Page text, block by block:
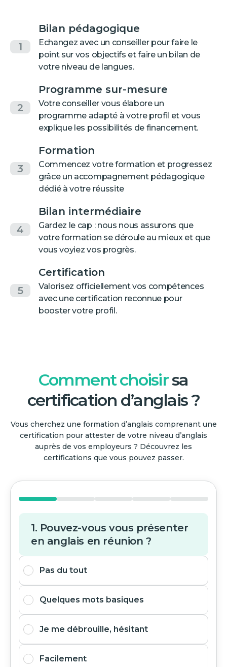
1
Bilan pédagogique
Echangez avec un conseiller pour faire le
point sur vos objectifs et faire un bilan de
votre niveau de langues.
2
Programme sur-mesure
Votre conseiller vous élabore un
programme adapté à votre profil et vous
explique les possibilités de financement.
3
Formation
Commencez votre formation et progressez
grâce un accompagnement pédagogique
dédié à votre réussite
4
Bilan intermédiaire
Gardez le cap : nous nous assurons que
votre formation se déroule au mieux et que
vous voyiez vos progrès.
5
Certification
Valorisez officiellement vos compétences
avec une certification reconnue pour
booster votre profil.
Comment choisirsa
certification d’anglais ?
Vous cherchez une formation d’anglais comprenant une
certification pour attester de votre niveau d’anglais
auprès de vos employeurs ? Découvrez les
certifications que vous pouvez passer.
1. Pouvez-vous vous présenter
en anglais en réunion ?
Pas du tout
Quelques mots basiques
Je me débrouille, hésitant
Facilement